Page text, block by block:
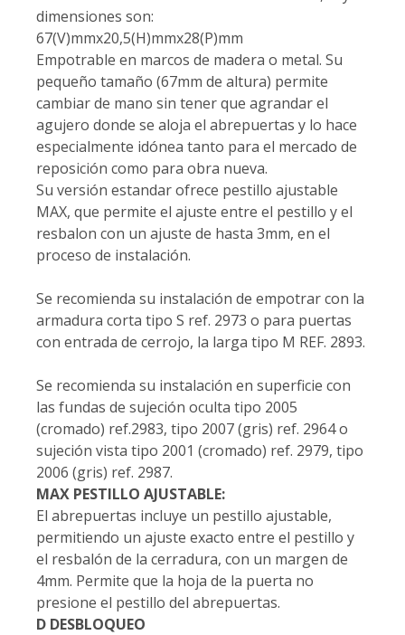
dimensiones son:
67(V)mmx20,5(H)mmx28(P)mm
Empotrable en marcos de madera o metal. Su
pequeño tamaño (67mm de altura) permite
cambiar de mano sin tener que agrandar el
agujero donde se aloja el abrepuertas y lo hace
especialmente idónea tanto para el mercado de
reposición como para obra nueva.
Su versión estandar ofrece pestillo ajustable
MAX, que permite el ajuste entre el pestillo y el
resbalon con un ajuste de hasta 3mm, en el
proceso de instalación.
Se recomienda su instalación de empotrar con la
armadura corta tipo S ref. 2973 o para puertas
con entrada de cerrojo, la larga tipo M REF. 2893.
Se recomienda su instalación en superficie con
las fundas de sujeción oculta tipo 2005
(cromado) ref.2983, tipo 2007 (gris) ref. 2964 o
sujeción vista tipo 2001 (cromado) ref. 2979, tipo
2006 (gris) ref. 2987.
MAX PESTILLO AJUSTABLE:
El abrepuertas incluye un pestillo ajustable,
permitiendo un ajuste exacto entre el pestillo y
el resbalón de la cerradura, con un margen de
4mm. Permite que la hoja de la puerta no
presione el pestillo del abrepuertas.
D DESBLOQUEO